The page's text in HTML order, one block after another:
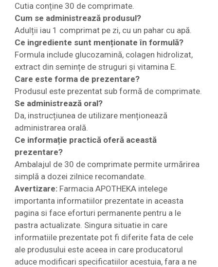
Cutia conține 30 de comprimate.
Cum se administrează produsul?
Adulții iau 1 comprimat pe zi, cu un pahar cu apă.
Ce ingrediente sunt menționate în formulă?
Formula include glucozamină, colagen hidrolizat,
extract din semințe de struguri și vitamina E.
Care este forma de prezentare?
Produsul este prezentat sub formă de comprimate.
Se administrează oral?
Da, instrucțiunea de utilizare menționează
administrarea orală.
Ce informație practică oferă această
prezentare?
Ambalajul de 30 de comprimate permite urmărirea
simplă a dozei zilnice recomandate.
Avertizare: Farmacia APOTHEKA intelege
importanta informatiilor prezentate in aceasta
pagina si face eforturi permanente pentru a le
pastra actualizate. Singura situatie in care
informatiile prezentate pot fi diferite fata de cele
ale produsului este aceea in care producatorul
aduce modificari specificatiilor acestuia, fara a ne